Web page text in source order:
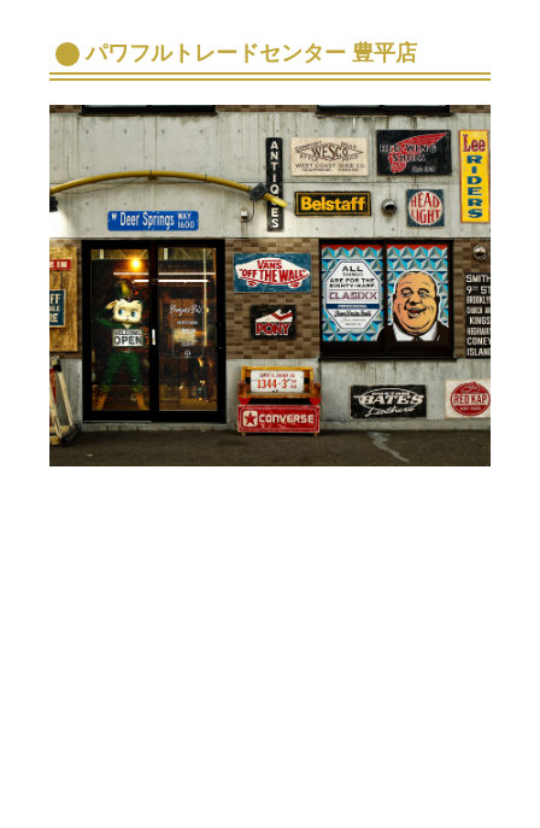
パワフルトレードセンター 豊平店